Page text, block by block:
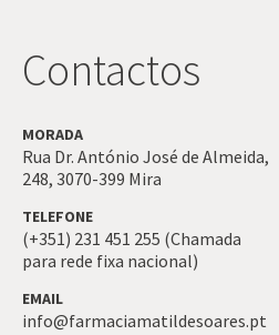
Contactos
MORADA
Rua Dr. António José de Almeida,
248, 3070-399 Mira
TELEFONE
(+351) 231 451 255 (Chamada
para rede fixa nacional)
EMAIL
info@farmaciamatildesoares.pt